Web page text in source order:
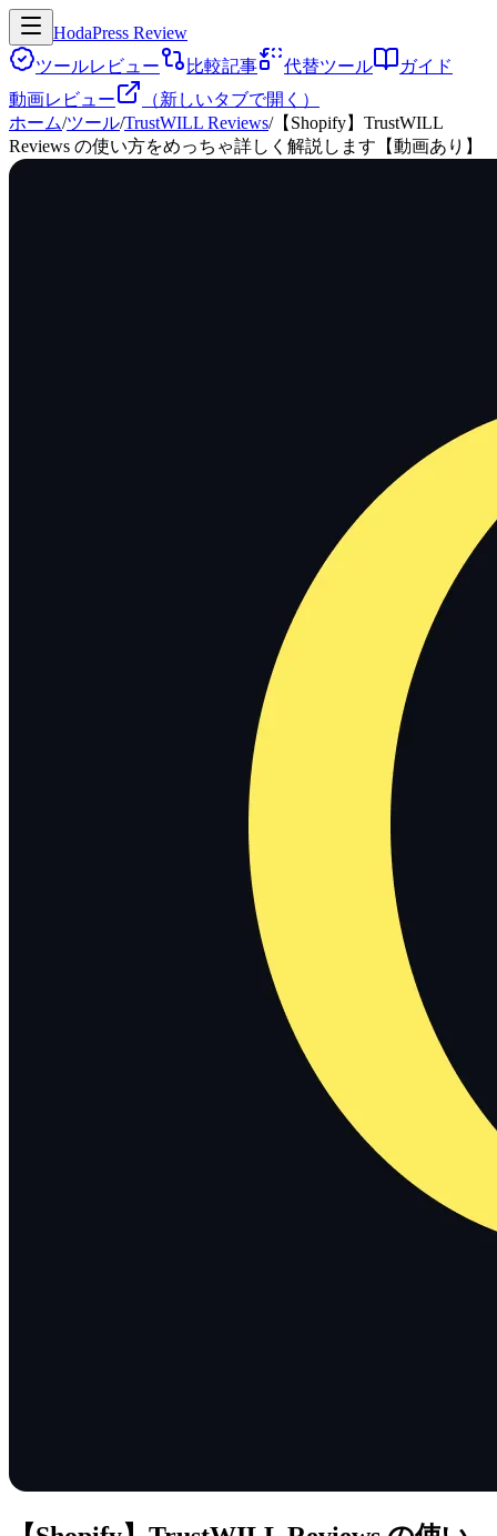
HodaPress Review
ツールレビュー
比較記事 代替ツール
ガイド
動画レビュー
（新しいタブで開く）
ホーム/ツール/TrustWILL Reviews/【Shopify】TrustWILL
Reviews の使い方をめっちゃ詳しく解説します【動画あり】